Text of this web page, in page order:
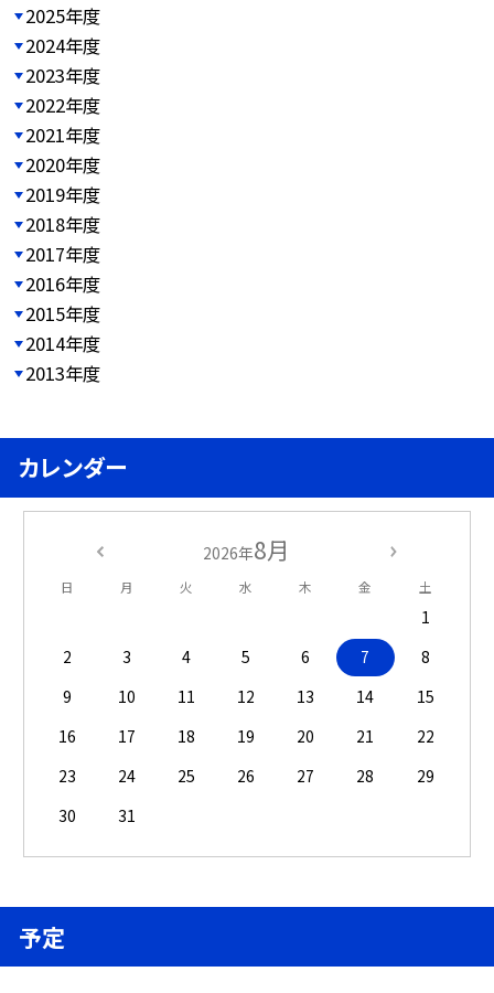
2025年度
2024年度
2023年度
2022年度
2021年度
2020年度
2019年度
2018年度
2017年度
2016年度
2015年度
2014年度
2013年度
カレンダー
2026年8月
日 月 火 水 木 金 土
1
2
3 4 5 6 7
8
9
10 11 12 13 14
15
16
17 18 19 20 21
22
23
24 25 26 27 28
29
30
31
予定